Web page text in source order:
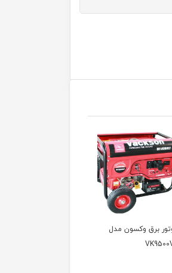
موتور برق وکسون مدل
VK9500V